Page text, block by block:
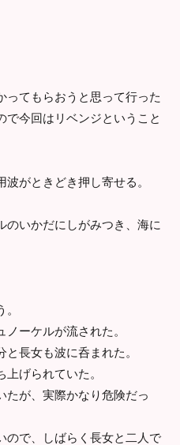
てもらおうと思って行った
今回はリベンジということ
がときどき押し寄せる。
いかだにしがみつき、海に
ーケルが流された。
長女も波に呑まれた。
げられていた。
が、実際かなり危険だっ
で、しばらく長女と二人で